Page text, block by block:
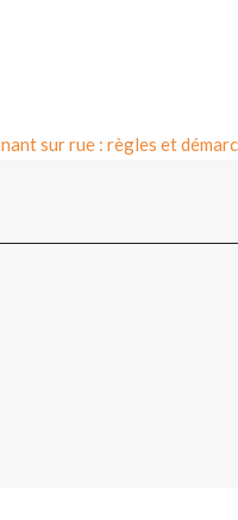
sur rue : règles et